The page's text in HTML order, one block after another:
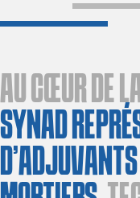
AU CŒUR DE
SYNAD
D’ADJUVANTS